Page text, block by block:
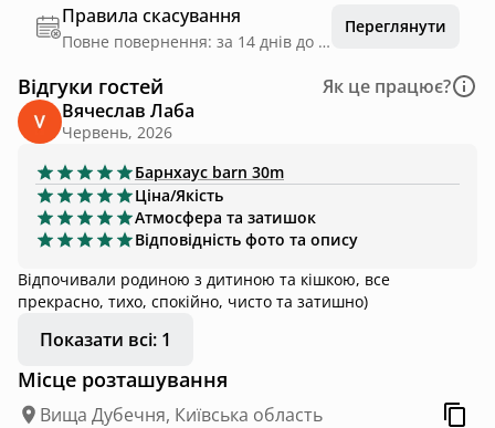
Правила скасування
Повне повернення: за 14 днів до дати заїзду
Переглянути
Відгуки гостей
Як це працює?
Вячеслав Лаба
Червень, 2026
Барнхаус barn 30m
Ціна/Якість
Атмосфера та затишок
Відповідність фото та опису
Відпочивали родиною з дитиною та кішкою, все
прекрасно, тихо, спокійно, чисто та затишно)
Показати всі: 1
Місце розташування
Вища Дубечня, Київська область